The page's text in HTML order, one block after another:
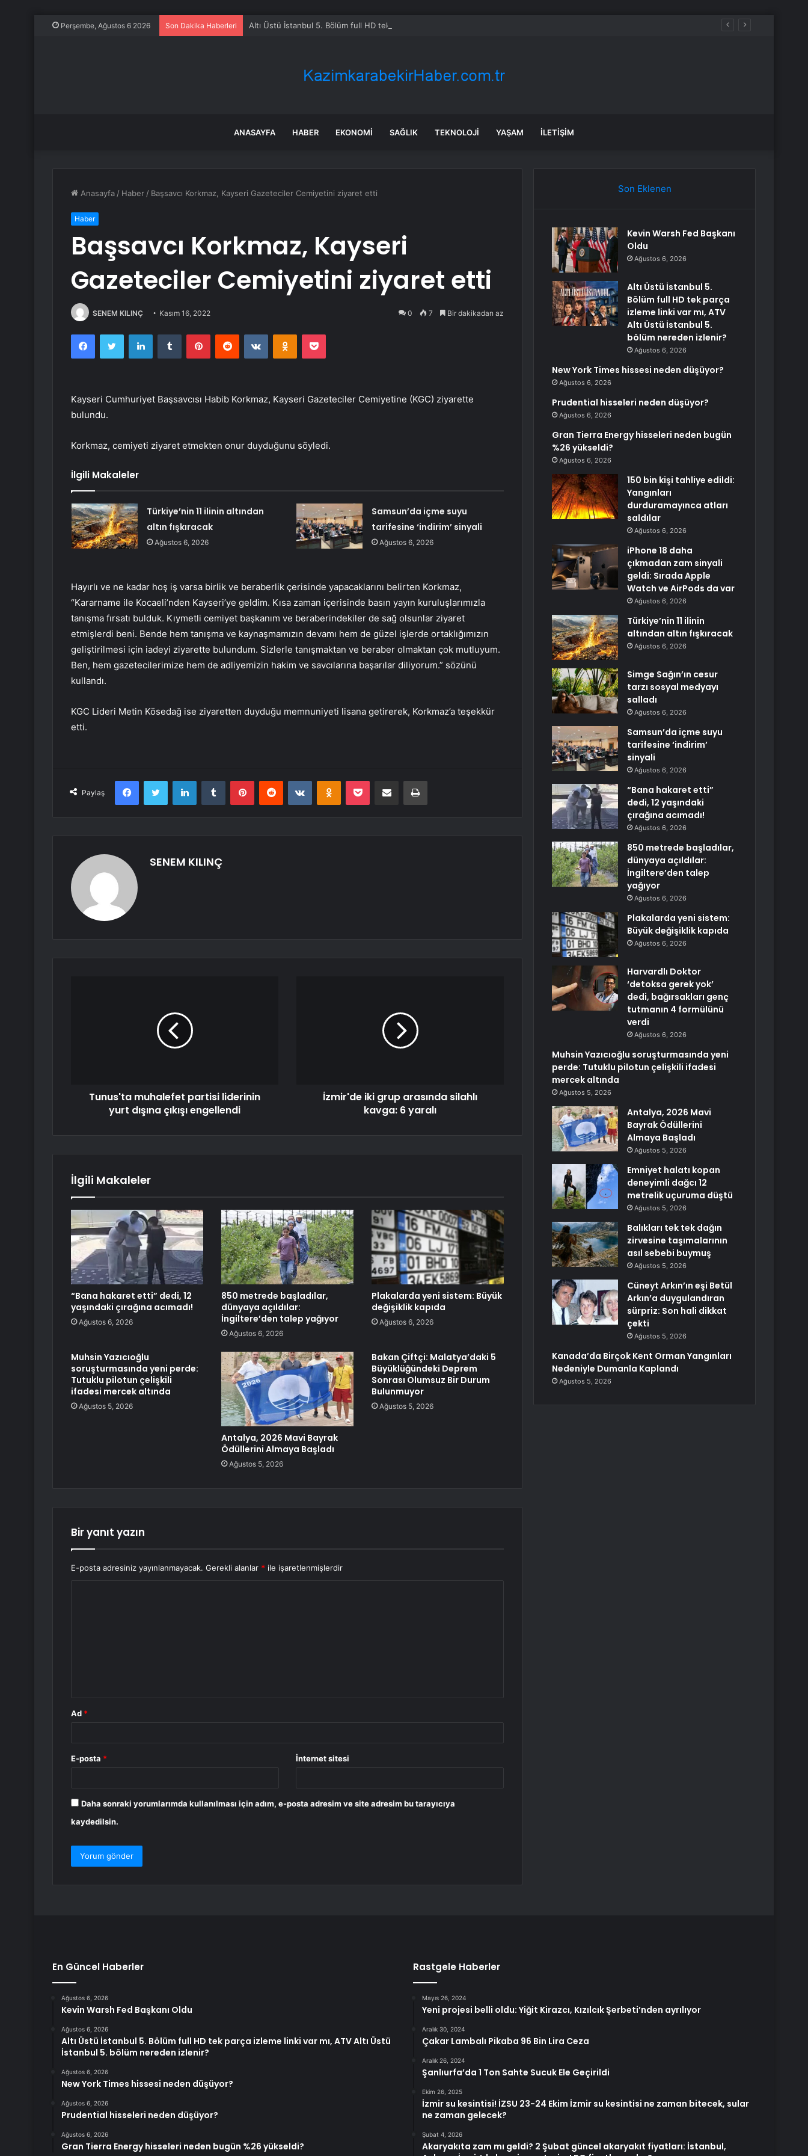
Perşembe, Ağustos 6 2026 Son Dakika Haberleri Altı Üstü İstanbul 5. Bölüm full HD tek parça izleme linki var mı, ATV Altı Üstü İstanbul 5. bölüm nereden izlenir?
ANASAYFA HABER EKONOMI SAĞLIK TEKNOLOJI YAŞAM İLETIŞIM
Anasayfa / Haber / Başsavcı Korkmaz, Kayseri Gazeteciler Cemiyetini ziyaret etti
Haber
Başsavcı Korkmaz, Kayseri
Gazeteciler Cemiyetini ziyaret etti
SENEM KILINÇ Kasım 16, 2022 0 7 Bir dakikadan az
FacebookTwitter LinkedInTumblr PinterestReddit VKontakteOdnoklassniki
Pocket
Kayseri Cumhuriyet Başsavcısı Habib Korkmaz, Kayseri Gazeteciler Cemiyetine (KGC) ziyarette
bulundu.
Korkmaz, cemiyeti ziyaret etmekten onur duyduğunu söyledi.
İlgili Makaleler
Türkiye’nin 11 ilinin altından
altın fışkıracak
Ağustos 6, 2026
Samsun’da içme suyu
tarifesine ‘indirim’ sinyali
Ağustos 6, 2026
Hayırlı ve ne kadar hoş iş varsa birlik ve beraberlik çerisinde yapacaklarını belirten Korkmaz,
“Kararname ile Kocaeli’nden Kayseri’ye geldim. Kısa zaman içerisinde basın yayın kuruluşlarımızla
tanışma fırsatı bulduk. Kıymetli cemiyet başkanım ve beraberindekiler de sağ olsunlar ziyaret
etmişlerdi beni. Bende hem tanışma ve kaynaşmamızın devamı hem de güzel işlerde ortaklığımızın
geliştirilmesi için iadeyi ziyarette bulundum. Sizlerle tanışmaktan ve beraber olmaktan çok mutluyum.
Ben, hem gazetecilerimize hem de adliyemizin hakim ve savcılarına başarılar diliyorum.” sözünü
kullandı.
KGC Lideri Metin Kösedağ ise ziyaretten duyduğu memnuniyeti lisana getirerek, Korkmaz’a teşekkür
etti.
Paylaş
FacebookTwitter LinkedInTumblr PinterestReddit VKontakteOdnoklassniki
Pocket E-Posta ile paylaş Yazdır
SENEM KILINÇ
Tunus'ta muhalefet partisi liderinin
yurt dışına çıkışı engellendi
İzmir'de iki grup arasında silahlı
kavga: 6 yaralı
İlgili Makaleler
“Bana hakaret etti” dedi, 12
yaşındaki çırağına acımadı!
Ağustos 6, 2026
850 metrede başladılar,
dünyaya açıldılar:
İngiltere’den talep yağıyor
Ağustos 6, 2026
Plakalarda yeni sistem: Büyük
değişiklik kapıda
Ağustos 6, 2026
Muhsin Yazıcıoğlu
soruşturmasında yeni perde:
Tutuklu pilotun çelişkili
ifadesi mercek altında
Ağustos 5, 2026
Antalya, 2026 Mavi Bayrak
Ödüllerini Almaya Başladı
Ağustos 5, 2026
Bakan Çiftçi: Malatya’daki 5
Büyüklüğündeki Deprem
Sonrası Olumsuz Bir Durum
Bulunmuyor
Ağustos 5, 2026
Bir yanıt yazın
E-posta adresiniz yayınlanmayacak. Gerekli alanlar * ile işaretlenmişlerdir
Ad *
E-posta * İnternet sitesi
Daha sonraki yorumlarımda kullanılması için adım, e-posta adresim ve site adresim bu tarayıcıya
kaydedilsin.
Son Eklenen
Kevin Warsh Fed Başkanı
Oldu
Ağustos 6, 2026
Altı Üstü İstanbul 5.
Bölüm full HD tek parça
izleme linki var mı, ATV
Altı Üstü İstanbul 5.
bölüm nereden izlenir?
Ağustos 6, 2026
New York Times hissesi neden düşüyor?
Ağustos 6, 2026
Prudential hisseleri neden düşüyor?
Ağustos 6, 2026
Gran Tierra Energy hisseleri neden bugün
%26 yükseldi?
Ağustos 6, 2026
150 bin kişi tahliye edildi:
Yangınları
durduramayınca atları
saldılar
Ağustos 6, 2026
iPhone 18 daha
çıkmadan zam sinyali
geldi: Sırada Apple
Watch ve AirPods da var
Ağustos 6, 2026
Türkiye’nin 11 ilinin
altından altın fışkıracak
Ağustos 6, 2026
Simge Sağın’ın cesur
tarzı sosyal medyayı
salladı
Ağustos 6, 2026
Samsun’da içme suyu
tarifesine ‘indirim’
sinyali
Ağustos 6, 2026
“Bana hakaret etti”
dedi, 12 yaşındaki
çırağına acımadı!
Ağustos 6, 2026
850 metrede başladılar,
dünyaya açıldılar:
İngiltere’den talep
yağıyor
Ağustos 6, 2026
Plakalarda yeni sistem:
Büyük değişiklik kapıda
Ağustos 6, 2026
Harvardlı Doktor
‘detoksa gerek yok’
dedi, bağırsakları genç
tutmanın 4 formülünü
verdi
Ağustos 6, 2026
Muhsin Yazıcıoğlu soruşturmasında yeni
perde: Tutuklu pilotun çelişkili ifadesi
mercek altında
Ağustos 5, 2026
Antalya, 2026 Mavi
Bayrak Ödüllerini
Almaya Başladı
Ağustos 5, 2026
Emniyet halatı kopan
deneyimli dağcı 12
metrelik uçuruma düştü
Ağustos 5, 2026
Balıkları tek tek dağın
zirvesine taşımalarının
asıl sebebi buymuş
Ağustos 5, 2026
Cüneyt Arkın’ın eşi Betül
Arkın’a duygulandıran
sürpriz: Son hali dikkat
çekti
Ağustos 5, 2026
Kanada’da Birçok Kent Orman Yangınları
Nedeniyle Dumanla Kaplandı
Ağustos 5, 2026
En Güncel Haberler
Ağustos 6, 2026
Kevin Warsh Fed Başkanı Oldu
Ağustos 6, 2026
Altı Üstü İstanbul 5. Bölüm full HD tek parça izleme linki var mı, ATV Altı Üstü
İstanbul 5. bölüm nereden izlenir?
Ağustos 6, 2026
New York Times hissesi neden düşüyor?
Ağustos 6, 2026
Prudential hisseleri neden düşüyor?
Ağustos 6, 2026
Gran Tierra Energy hisseleri neden bugün %26 yükseldi?
Rastgele Haberler
Mayıs 26, 2024
Yeni projesi belli oldu: Yiğit Kirazcı, Kızılcık Şerbeti’nden ayrılıyor
Aralık 30, 2024
Çakar Lambalı Pikaba 96 Bin Lira Ceza
Aralık 26, 2024
Şanlıurfa’da 1 Ton Sahte Sucuk Ele Geçirildi
Ekim 26, 2025
İzmir su kesintisi! İZSU 23-24 Ekim İzmir su kesintisi ne zaman bitecek, sular
ne zaman gelecek?
Şubat 4, 2026
Akaryakıta zam mı geldi? 2 Şubat güncel akaryakıt fiyatları: İstanbul,